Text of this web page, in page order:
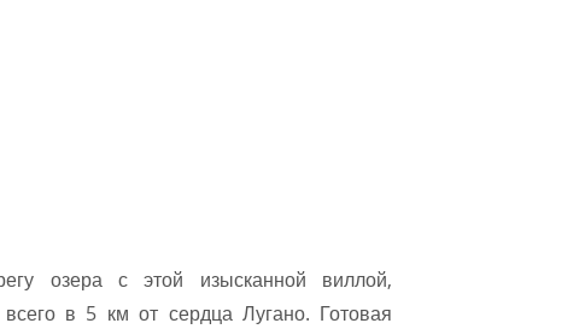
озера с этой изысканной виллой,
в 5 км от сердца Лугано. Готовая